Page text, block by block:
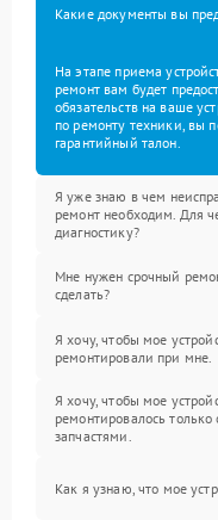
Какие документы вы
На этапе приема
ремонт вам будет
обязательств на ваше
по ремонту техники, вы
гарантийный талон.
Я уже знаю в чем
ремонт необходим. Для
диагностику?
Мне нужен срочный
сделать?
Я хочу, чтобы мое
ремонтировали при мне.
Я хочу, чтобы мое
ремонтировалось
запчастями.
Как я узнаю, что мое